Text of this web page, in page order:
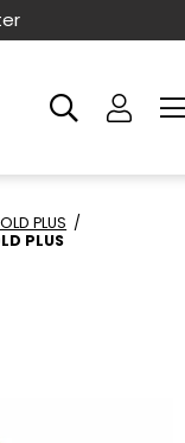
PLUS /
PLUS